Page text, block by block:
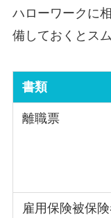
ハローワークに
備しておくとス
書類
離職票
雇用保険被保